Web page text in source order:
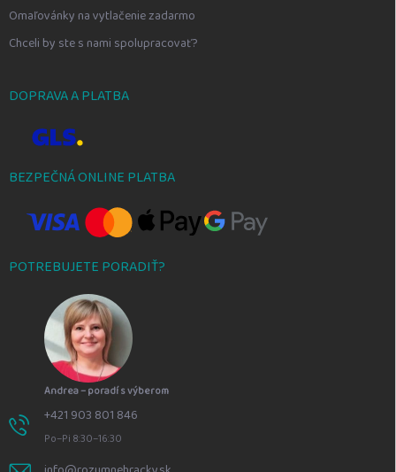
Omaľovánky na vytlačenie zadarmo
Chceli by ste s nami spolupracovať?
DOPRAVA A PLATBA
BEZPEČNÁ ONLINE PLATBA
POTREBUJETE PORADIŤ?
Andrea – poradí s výberom
+421 903 801 846
Po–Pi 8:30–16:30